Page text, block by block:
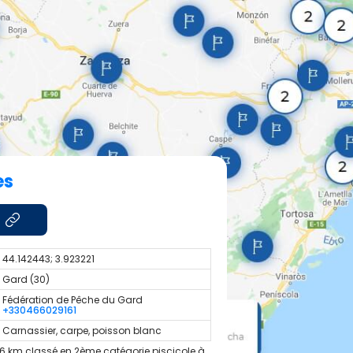
44.142443; 3.923221
Gard (30)
Fédération de Pêche du Gard
+330466029161
Carnassier, carpe, poisson blanc